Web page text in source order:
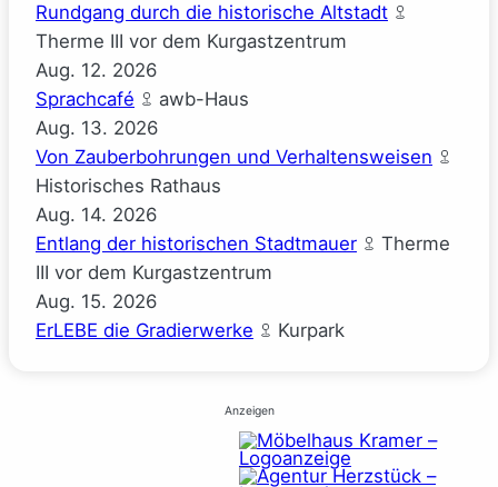
Rundgang durch die historische Altstadt
Therme III vor dem Kurgastzentrum
Aug. 12. 2026
Sprachcafé
awb-Haus
Aug. 13. 2026
Von Zauberbohrungen und Verhaltensweisen
Historisches Rathaus
Aug. 14. 2026
Entlang der historischen Stadtmauer
Therme
III vor dem Kurgastzentrum
Aug. 15. 2026
ErLEBE die Gradierwerke
Kurpark
Anzeigen